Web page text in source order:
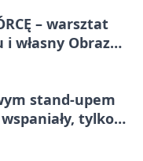
– warsztat
własny Obraz
stand-upem
tylko